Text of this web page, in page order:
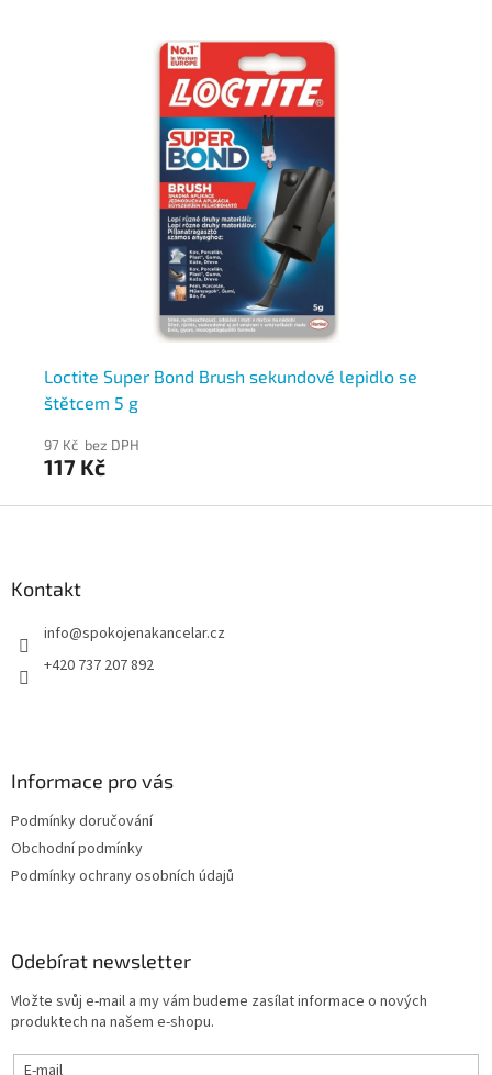
Loctite Super Bond Brush sekundové lepidlo se
štětcem 5 g
97 Kč bez DPH
117 Kč
Kontakt
info@spokojenakancelar.cz
+420 737 207 892
Informace pro vás
Podmínky doručování
Obchodní podmínky
Podmínky ochrany osobních údajů
Odebírat newsletter
Vložte svůj e-mail a my vám budeme zasílat informace o nových
produktech na našem e-shopu.
E-mail